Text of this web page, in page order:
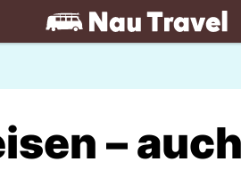
travel.NAU.ch
–